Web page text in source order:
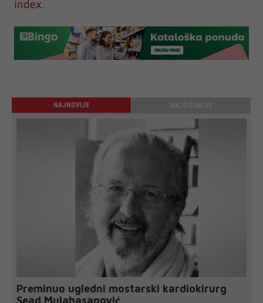
index.
NAJNOVIJE
Preminuo ugledni mostarski kardiokirurg
Sead Mulahasanović